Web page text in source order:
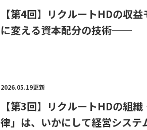
【第4回】リクルートHDの収
に変える資本配分の技術──
2026.05.19更新
【第3回】リクルートHDの組
律」は、いかにして経営シス